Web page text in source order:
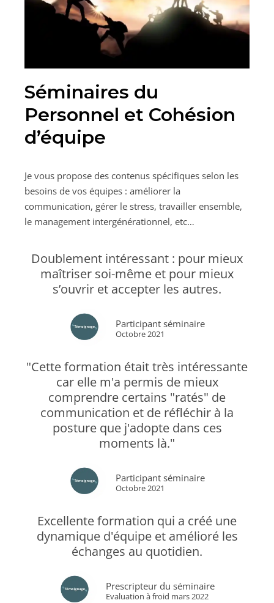
Séminaires du
Personnel et Cohésion
d’équipe
Je vous propose des contenus spécifiques selon les
besoins de vos équipes : améliorer la
communication, gérer le stress, travailler ensemble,
le management intergénérationnel, etc…
Doublement intéressant : pour mieux
maîtriser soi-même et pour mieux
s’ouvrir et accepter les autres.
Participant séminaire
Octobre 2021
"Cette formation était très intéressante
car elle m'a permis de mieux
comprendre certains "ratés" de
communication et de réfléchir à la
posture que j'adopte dans ces
moments là."
Participant séminaire
Octobre 2021
Excellente formation qui a créé une
dynamique d'équipe et amélioré les
échanges au quotidien.
Prescripteur du séminaire
Evaluation à froid mars 2022